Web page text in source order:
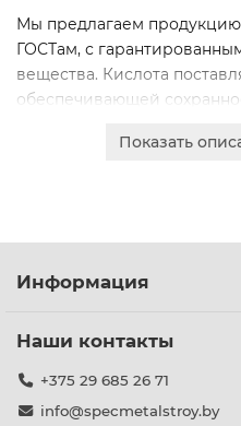
Мы предлагаем
ГОСТам, с
вещества. Кислота
обеспечивающей
Доступны различные
Показать
Информация
Наши контакты
+375 29 685 26 71
info@specmetalstroy.by